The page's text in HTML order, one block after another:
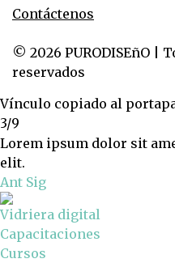
Contáctenos
© 2026 PURODISEñO |
reservados
Vínculo copiado al
3/9
Lorem ipsum dolor sit
elit.
Ant Sig
Vidriera digital
Capacitaciones
Cursos